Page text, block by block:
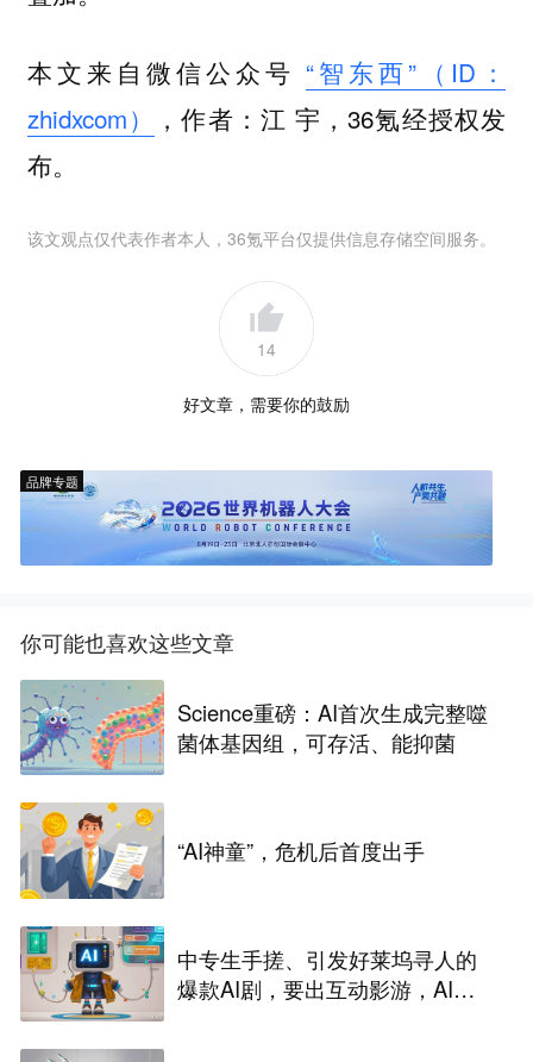
本文来自微信公众号 “智东西”（ID：
zhidxcom）
，作者：江 宇，36氪经授权发
布。
该文观点仅代表作者本人，36氪平台仅提供信息存储空间服务。
14
好文章，需要你的鼓励
品牌专题
你可能也喜欢这些文章
Science重磅：AI首次生成完整噬
菌体基因组，可存活、能抑菌
“AI神童”，危机后首度出手
中专生手搓、引发好莱坞寻人的
爆款AI剧，要出互动影游，AI剧